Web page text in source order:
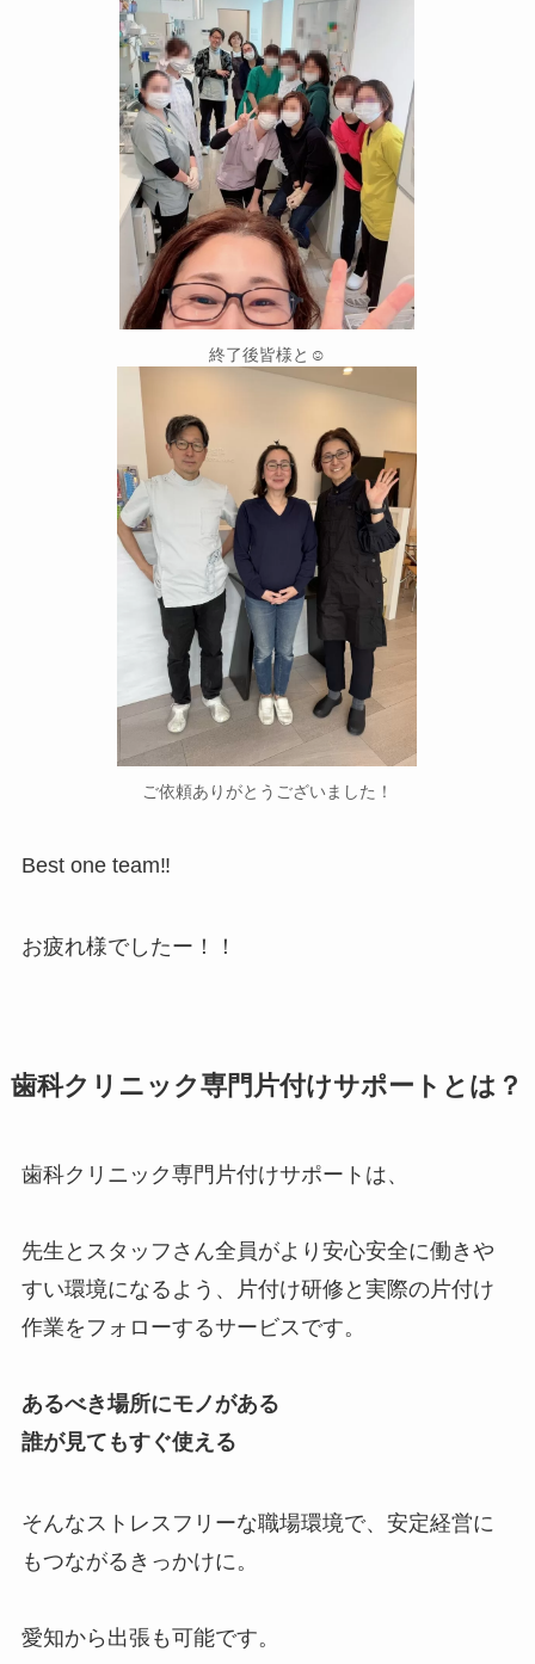
終了後皆様と☺
ご依頼ありがとうございました！
Best one team‼
お疲れ様でしたー！！
歯科クリニック専門片付けサポートとは？
歯科クリニック専門片付けサポートは、
先生とスタッフさん全員がより安心安全に働きや
すい環境になるよう、片付け研修と実際の片付け
作業をフォローするサービスです。
あるべき場所にモノがある
誰が見てもすぐ使える
そんなストレスフリーな職場環境で、安定経営に
もつながるきっかけに。
愛知から出張も可能です。